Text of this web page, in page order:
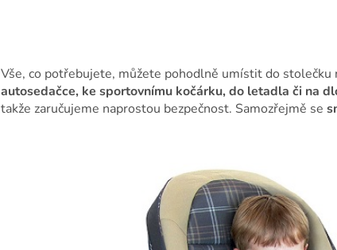
Vše, co potřebujete, můžete pohodlně umístit do
autosedačce, ke sportovnímu kočárku, do letadla či na
takže zaručujeme naprostou bezpečnost. Samozřejmě se